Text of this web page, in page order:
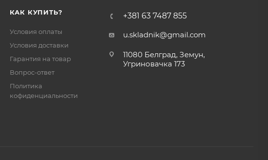
КАК КУПИТЬ?
Условия оплаты
Условия доставки
Гарантия на товар
Вопрос-ответ
Политика
кофиденциальности
+381 63 7487 855
u.skladnik@gmail.com
11080 Белград, Земун,
Угриновачка 173